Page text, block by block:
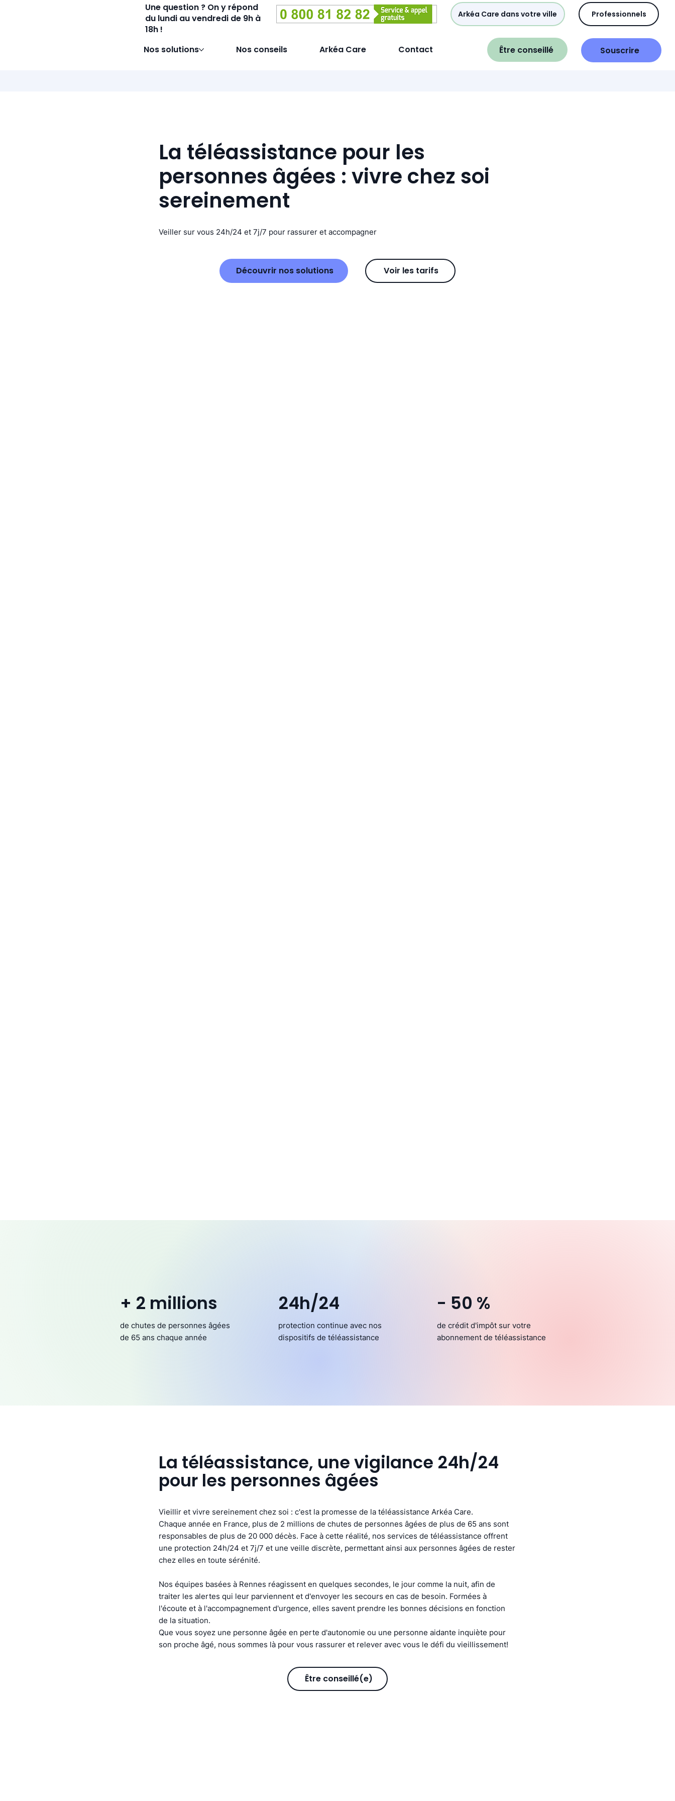
Une question ? On y répond
du lundi au vendredi de 9h à
18h !
Arkéa Care dans votre ville Professionnels
Nos solutions Nos conseils Arkéa Care Contact Être conseillé Souscrire
La téléassistance pour les
personnes âgées : vivre chez soi
sereinement
Veiller sur vous 24h/24 et 7j/7 pour rassurer et accompagner
Découvrir nos solutions Voir les tarifs
+ 2 millions
de chutes de personnes âgées
de 65 ans chaque année
24h/24
protection continue avec nos
dispositifs de téléassistance
- 50 %
de crédit d'impôt sur votre
abonnement de téléassistance
La téléassistance, une vigilance 24h/24
pour les personnes âgées
Vieillir et vivre sereinement chez soi : c'est la promesse de la téléassistance Arkéa Care.
Chaque année en France, plus de 2 millions de chutes de personnes âgées de plus de 65 ans sont
responsables de plus de 20 000 décès. Face à cette réalité, nos services de téléassistance offrent
une protection 24h/24 et 7j/7 et une veille discrète, permettant ainsi aux personnes âgées de rester
chez elles en toute sérénité.​
Nos équipes basées à Rennes réagissent en quelques secondes, le jour comme la nuit, afin de
traiter les alertes qui leur parviennent et d'envoyer les secours en cas de besoin. Formées à
l'écoute et à l'accompagnement d'urgence, elles savent prendre les bonnes décisions en fonction
de la situation.
Que vous soyez une personne âgée en perte d'autonomie ou une personne aidante inquiète pour
son proche âgé, nous sommes là pour vous rassurer et relever avec vous le défi du vieillissement!
Être conseillé(e)